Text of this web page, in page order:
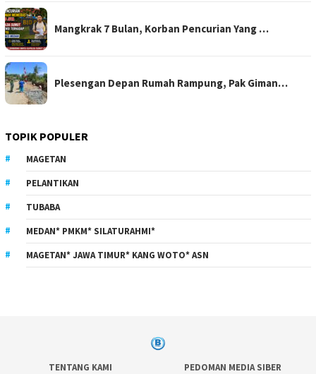
Mangkrak 7 Bulan, Korban Pencurian Yang …
Plesengan Depan Rumah Rampung, Pak Giman…
TOPIK POPULER
MAGETAN
PELANTIKAN
TUBABA
MEDAN* PMKM* SILATURAHMI*
MAGETAN* JAWA TIMUR* KANG WOTO* ASN
TENTANG KAMI PEDOMAN MEDIA SIBER